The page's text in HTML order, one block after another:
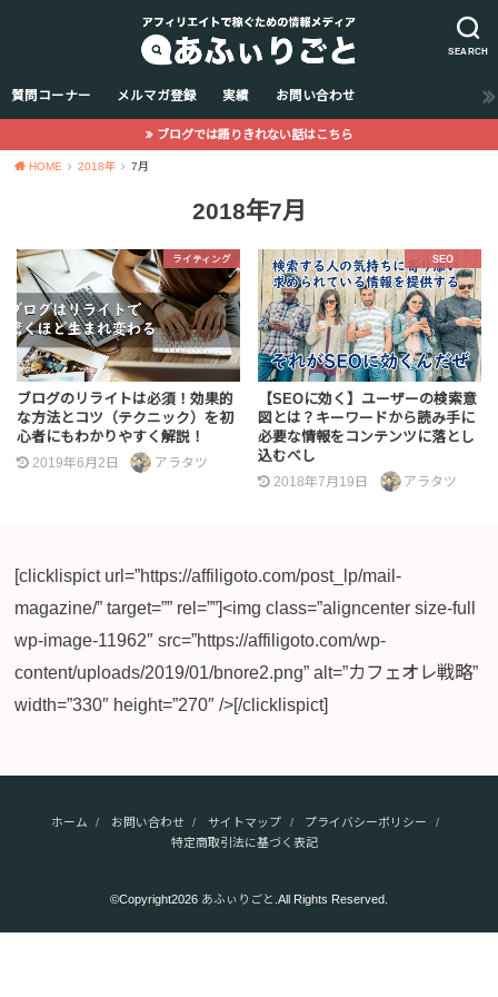
SEARCH
質問コーナー メルマガ登録 実績 お問い合わせ
ブログでは語りきれない話はこちら
HOME 2018年 7月
2018年7月
ライティング
ブログのリライトは必須！効果的
な方法とコツ（テクニック）を初
心者にもわかりやすく解説！
2019年6月2日 アラタツ
SEO
【SEOに効く】ユーザーの検索意
図とは？キーワードから読み手に
必要な情報をコンテンツに落とし
込むべし
2018年7月19日 アラタツ
[clicklispict url=”https://affiligoto.com/post_lp/mail-
magazine/” target=”” rel=””]<img class=”aligncenter size-full
wp-image-11962″ src=”https://affiligoto.com/wp-
content/uploads/2019/01/bnore2.png” alt=”カフェオレ戦略”
width=”330″ height=”270″ />[/clicklispict]
ホーム お問い合わせ サイトマップ
プライバシーポリシー
特定商取引法に基づく表記
©Copyright2026 あふぃりごと .All Rights Reserved.